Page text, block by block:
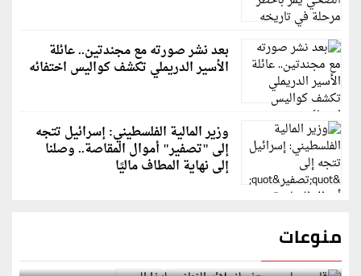
بعد نشر صورته مع مجندتين.. عائلة
الأسير الدريملي تكشف كواليس اختفائه
وزير المالية الفلسطيني: إسرائيل تتجه
إلى "تصفير" أموال المقاصة.. وصلنا
إلى نهاية المطاف ماليًا
منوعات
قاسم ملحو يعتذر لزملائه الفنانين لهذا السبب